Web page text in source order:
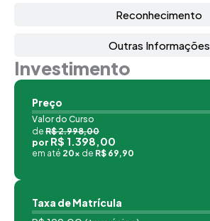
Reconhecimento
Outras Informações
Investimento
Preço
Valor do Curso
de R$ 2.998,00
por R$ 1.398,00
em até 20x de R$ 69,90
Taxa de Matrícula